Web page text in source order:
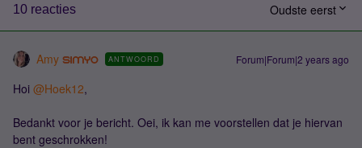
10 reacties Oudste eerst
Amy ANTWOORD Forum|Forum|2 years ago
Hoi @Hoek12,
Bedankt voor je bericht. Oei, ik kan me voorstellen dat je hiervan
bent geschrokken!